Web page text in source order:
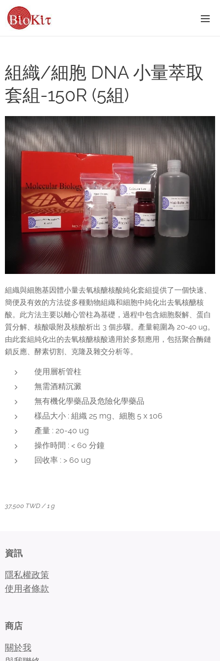
組織/細胞 DNA 小量萃取
套組-150R (5組)
組織與細胞基因體小量去氧核醣核酸純化套組提供了一個快速、
簡便及有效的方法從多種動物組織和細胞中純化出去氧核醣核
酸。此方法主要以離心管柱為基礎，過程中包含細胞裂解、蛋白
質分解、核酸吸附及核酸析出 3 個步驟。產量範圍為 20-40 ug。
由此套組純化出的去氧核醣核酸適用於多類應用，包括聚合酶鏈
鎖反應、酵素切割、克隆及雜交分析等。
使用層析管柱
無需酒精沉澱
無有機化學藥品及危險化學藥品
樣品大小 : 組織 25 mg、細胞 5 x 106
產量 : 20-40 ug
操作時間 : < 60 分鐘
回收率 : > 60 ug
37,500 TWD / 1 g
資訊
隱私權政策
使用者條款
商店
關於我